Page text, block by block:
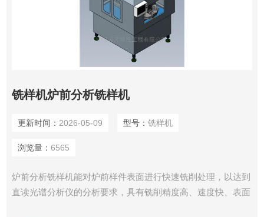
铣样机炉前分析铣样机
更新时间： 2026-05-09 型号： 铣样机
浏览量： 6565
炉前分析铣样机能对炉前样件表面进行快速铣削处理，以达到
直读光谱分析仪的分析要求，具有铣削精度高、速度快、表面